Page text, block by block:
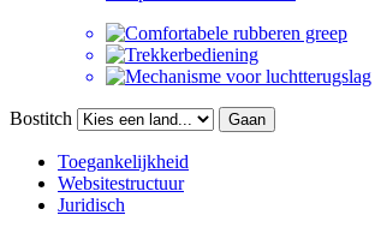
Bostitch Gaan
Toegankelijkheid
Websitestructuur
Juridisch